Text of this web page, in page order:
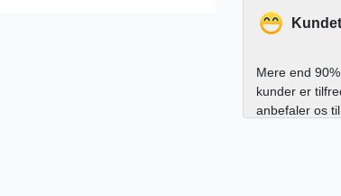
Mere end
kunder er
anbefaler os